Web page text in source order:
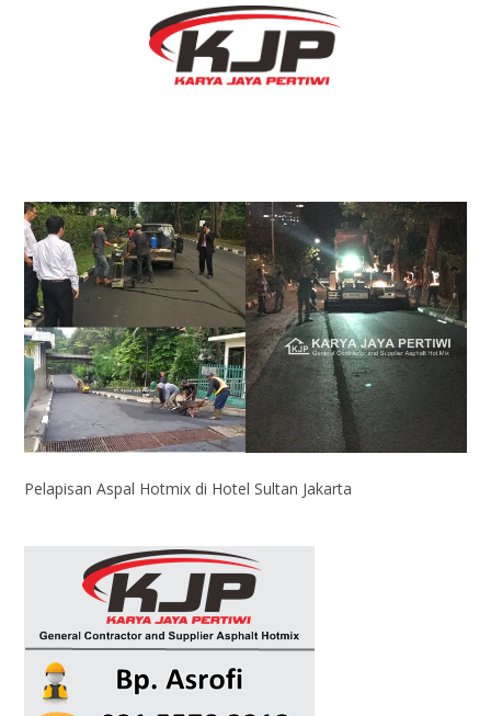
Pelapisan Aspal Hotmix di Hotel Sultan Jakarta